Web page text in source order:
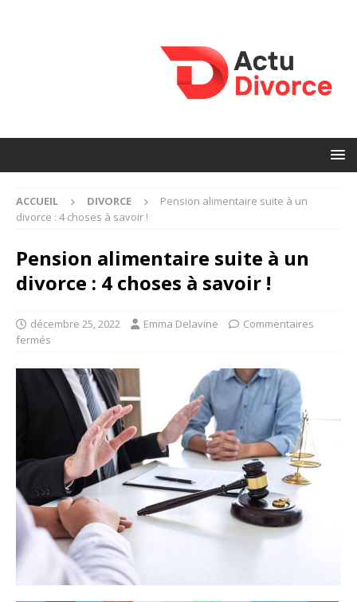
ACCUEIL DIVORCE
Pension alimentaire suite à un
divorce : 4 choses à savoir !
Pension alimentaire suite à un
divorce : 4 choses à savoir !
décembre 25, 2022 Emma Delavine
Commentaires
fermés